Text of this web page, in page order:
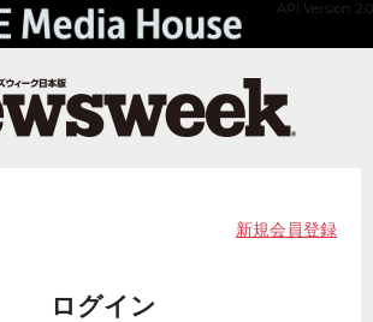
API Version 2.0
新規会員登録
ログイン